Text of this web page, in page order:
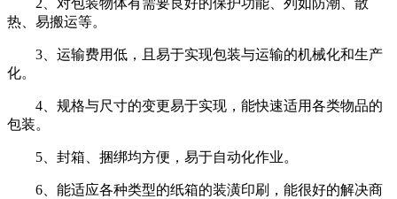
热、易搬运等。
3、运输费用低，且易于实现包装与运输的机械化和生产
化。
4、规格与尺寸的变更易于实现，能快速适用各类物品的
包装。
5、封箱、捆绑均方便，易于自动化作业。
6、能适应各种类型的纸箱的装潢印刷，能很好的解决商